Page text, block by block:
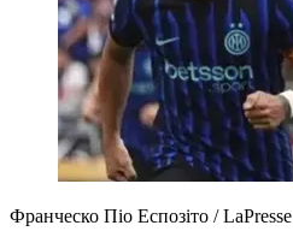
Франческо Піо Еспозіто / LaPresse